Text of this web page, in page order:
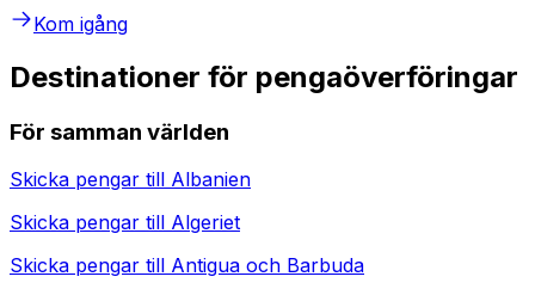
Kom igång
Destinationer för pengaöverföringar
För samman världen
Skicka pengar till Albanien
Skicka pengar till Algeriet
Skicka pengar till Antigua och Barbuda